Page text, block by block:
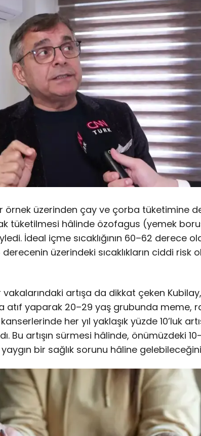
örnek üzerinden çay ve çorba tüketimine
tüketilmesi hâlinde özofagus (yemek
İdeal içme sıcaklığının 60–62 derece
üzerindeki sıcaklıkların ciddi risk
artışa da dikkat çeken
atıf yaparak 20–29 yaş grubunda meme,
her yıl yaklaşık yüzde 10’luk
Bu artışın sürmesi hâlinde, önümüzdeki
bir sağlık sorunu hâline